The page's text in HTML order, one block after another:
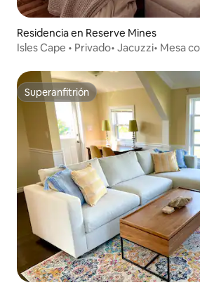
Residencia en Reserve Mines
Isles Cape • Privado• Jacuzzi• Mesa
Superanfitrión
Superanfitrión